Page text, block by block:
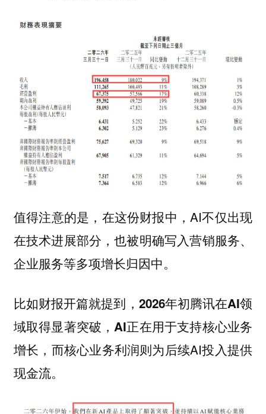
值得注意的是，在这份财报中，AI不仅出现
在技术进展部分，也被明确写入营销服务、
企业服务等多项增长归因中。
比如财报开篇就提到， 2026年初腾讯在AI领
域取得显著突破，AI正在用于支持核心业务
增长， 而核心业务利润则为后续AI投入提供
现金流。